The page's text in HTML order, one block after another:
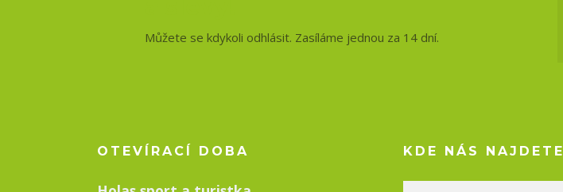
Můžete se kdykoli odhlásit. Zasíláme jednou za 14 dní.
OTEVÍRACÍ DOBA KDE NÁS NAJDETE